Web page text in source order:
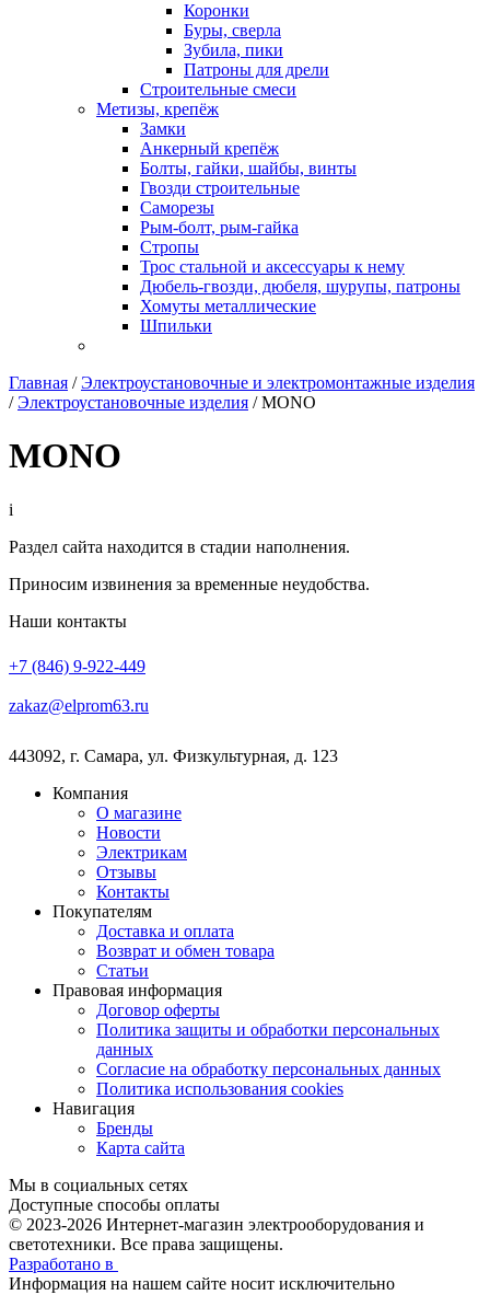
Коронки
Буры, сверла
Зубила, пики
Патроны для дрели
Строительные смеси
Метизы, крепёж
Замки
Анкерный крепёж
Болты, гайки, шайбы, винты
Гвозди строительные
Саморезы
Рым-болт, рым-гайка
Стропы
Трос стальной и аксессуары к нему
Дюбель-гвозди, дюбеля, шурупы, патроны
Хомуты металлические
Шпильки
Главная /Электроустановочные и электромонтажные изделия
/Электроустановочные изделия /MONO
MONO
i
Раздел сайта находится в стадии наполнения.
Приносим извинения за временные неудобства.
Наши контакты
+7 (846) 9-922-449
zakaz@elprom63.ru
443092, г. Самара, ул. Физкультурная, д. 123
Компания
О магазине
Новости
Электрикам
Отзывы
Контакты
Покупателям
Доставка и оплата
Возврат и обмен товара
Статьи
Правовая информация
Договор оферты
Политика защиты и обработки персональных
данных
Согласие на обработку персональных данных
Политика использования cookies
Навигация
Бренды
Карта сайта
Мы в социальных сетях
Доступные способы оплаты
© 2023-2026 Интернет-магазин электрооборудования и
светотехники. Все права защищены.
Разработано в
Информация на нашем сайте носит исключительно